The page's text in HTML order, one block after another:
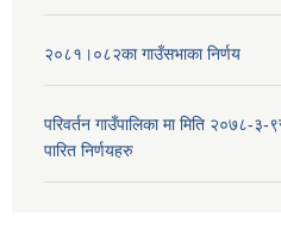
२०८१।०८२का गाउँसभाका निर्णय
परिवर्तन गाउँपालिका मा मिति २०७८-
पारित निर्णयहरु